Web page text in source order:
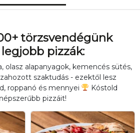
törzsvendégünk
pizzák:
olasz alapanyagok, kemencés sütés,
szaktudás - ezektől lesz
roppanó és mennyei
Kóstold
pizzáit!